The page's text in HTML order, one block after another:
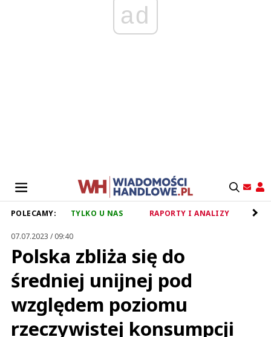
ad
POLECAMY: TYLKO U NAS RAPORTY I ANALIZY
07.07.2023 / 09:40
Polska zbliża się do
średniej unijnej pod
względem poziomu
rzeczywistej konsumpcji